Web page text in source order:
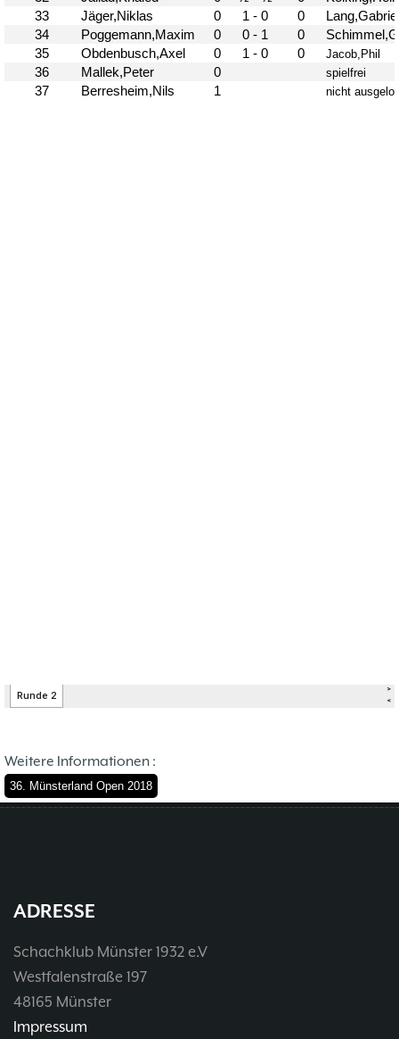
e.V.
06.01
4er Pokal
4
05.11 Challengers 2017
9
35. Münsterland Open 2017
16.09 Schach mit Flüchtlingen
Weitere Informationen :
36. Münsterland Open 2018
ADRESSE
Schachklub Münster 1932 e.V
Westfalenstraße 197
48165 Münster
Impressum